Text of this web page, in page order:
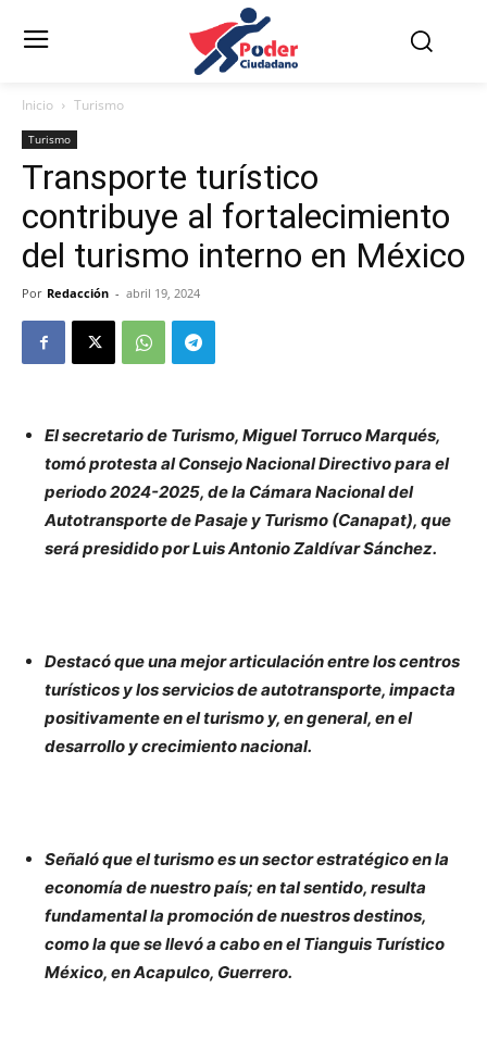
Inicio Turismo
Turismo
Transporte turístico
contribuye al fortalecimiento
del turismo interno en México
Por Redacción - abril 19, 2024
El secretario de Turismo, Miguel Torruco Marqués,
tomó protesta al Consejo Nacional Directivo para el
periodo 2024-2025, de la Cámara Nacional del
Autotransporte de Pasaje y Turismo (Canapat), que
será presidido por Luis Antonio Zaldívar Sánchez.
Destacó que una mejor articulación entre los centros
turísticos y los servicios de autotransporte, impacta
positivamente en el turismo y, en general, en el
desarrollo y crecimiento nacional.
Señaló que el turismo es un sector estratégico en la
economía de nuestro país; en tal sentido, resulta
fundamental la promoción de nuestros destinos,
como la que se llevó a cabo en el Tianguis Turístico
México, en Acapulco, Guerrero.